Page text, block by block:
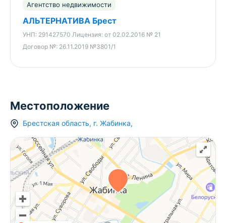
Агентство недвижимости
АЛЬТЕРНАТИВА Брест
УНП: 291427570 Лицензия: от 02.02.2016 № 21
Договор №: 26.11.2019 №3801/1
Местоположение
Брестская область, г. Жабинка,